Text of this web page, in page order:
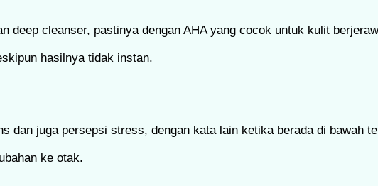
deep cleanser, pastinya dengan AHA yang cocok untuk kulit
hasilnya tidak instan.
dan juga persepsi stress, dengan kata lain ketika berada di bawah
ke otak.